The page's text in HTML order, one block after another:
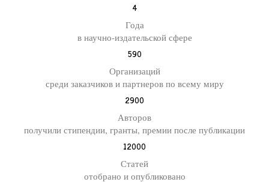
4
Года
в научно-издательской сфере
590
Организаций
среди заказчиков и партнеров по всему миру
2900
Авторов
получили стипендии, гранты, премии после публикации
12000
Статей
отобрано и опубликовано